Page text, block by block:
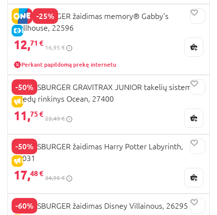
-25%
E-KAINA
RAVENSBURGER žaidimas memory® Gabby's
Dollhouse, 22596
12,71 €
16,95 €
Perkant papildomą prekę internetu
-50%
IŠPARDAVIMAS
RAVENSBURGER GRAVITRAX JUNIOR takelių sistemos
priedų rinkinys Ocean, 27400
11,75 €
23,49 €
-50%
IŠPARDAVIMAS
RAVENSBURGER žaidimas Harry Potter Labyrinth,
26031
17,48 €
34,95 €
-60%
RAVENSBURGER žaidimas Disney Villainous, 26295